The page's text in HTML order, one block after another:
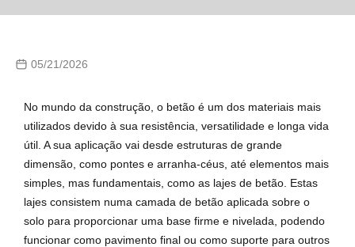
05/21/2026
No mundo da construção, o betão é um dos materiais mais
utilizados devido à sua resistência, versatilidade e longa vida
útil. A sua aplicação vai desde estruturas de grande
dimensão, como pontes e arranha-céus, até elementos mais
simples, mas fundamentais, como as lajes de betão. Estas
lajes consistem numa camada de betão aplicada sobre o
solo para proporcionar uma base firme e nivelada, podendo
funcionar como pavimento final ou como suporte para outros